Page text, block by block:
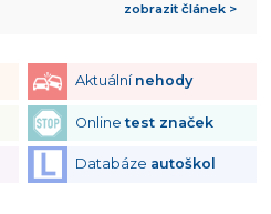
zobrazit článek >
Aktuální nehody
Onlinetest značek
Databáze autoškol